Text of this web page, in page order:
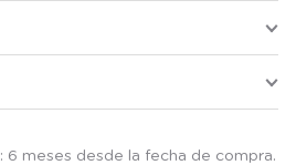
: 6 meses desde la fecha de compra.